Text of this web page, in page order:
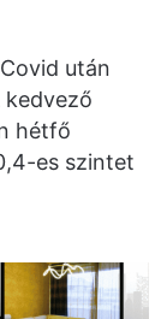
után
hétfő
es szintet